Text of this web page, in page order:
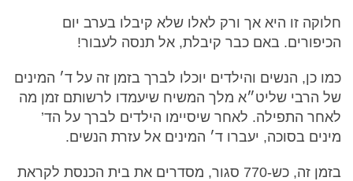
חלוקה זו היא אך ורק לאלו שלא קיבלו בערב יום
הכיפורים. באם כבר קיבלת, אל תנסה לעבור!
כמו כן, הנשים והילדים יוכלו לברך בזמן זה על ד׳ המינים
של הרבי שליט״א מלך המשיח שיעמדו לרשותם זמן מה
לאחר התפילה. לאחר שיסיימו הילדים לברך על הד’
מינים בסוכה, יעברו ד׳ המינים אל עזרת הנשים.
בזמן זה, כש-770 סגור, מסדרים את בית הכנסת לקראת